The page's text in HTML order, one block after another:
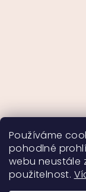
Používáme
pohodlné
webu neustále
použitelnost.